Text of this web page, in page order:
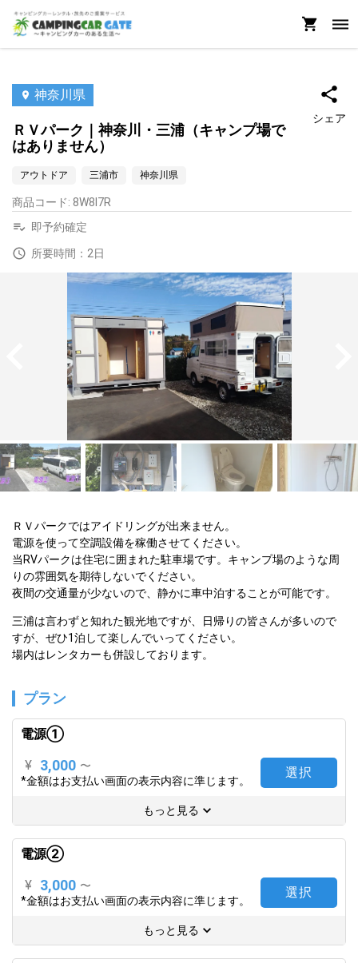
神奈川県
ＲＶパーク｜神奈川・三浦（キャンプ場で
はありません）
シェア
アウトドア 三浦市 神奈川県
商品コード: 8W8I7R
即予約確定
所要時間：2日
ＲＶパークではアイドリングが出来ません。
電源を使って空調設備を稼働させてください。
当RVパークは住宅に囲まれた駐車場です。キャンプ場のような周
りの雰囲気を期待しないでください。
夜間の交通量が少ないので、静かに車中泊することが可能です。
三浦は言わずと知れた観光地ですが、日帰りの皆さんが多いので
すが、ぜひ1泊して楽しんでいってください。
場内はレンタカーも併設しております。
プラン
電源①
¥ 3,000 〜
*金額はお支払い画面の表示内容に準じます。
選択
もっと見る
電源②
¥ 3,000 〜
*金額はお支払い画面の表示内容に準じます。
選択
もっと見る